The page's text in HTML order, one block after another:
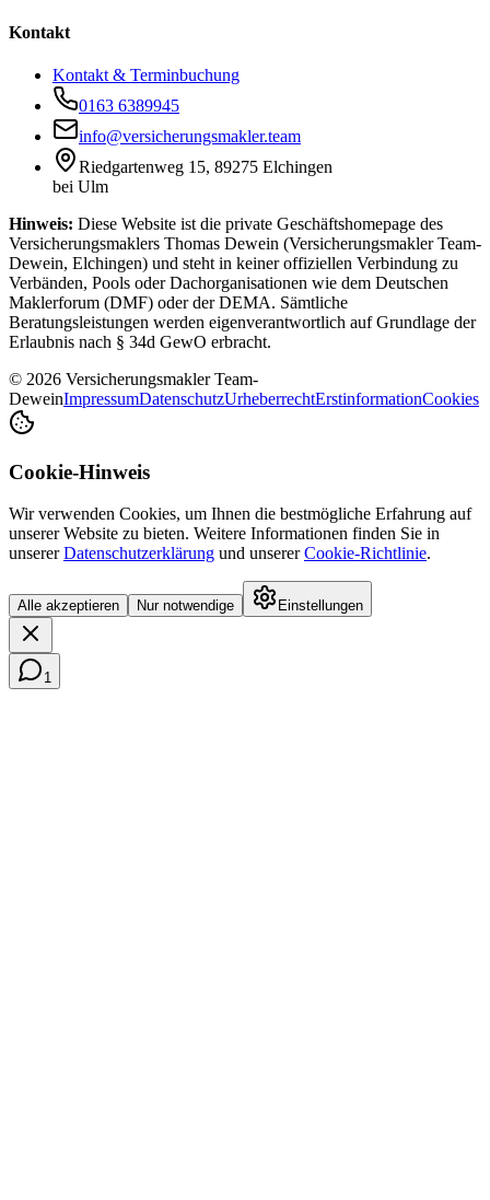
Kontakt
Kontakt & Terminbuchung
0163 6389945
info@versicherungsmakler.team
Riedgartenweg 15, 89275 Elchingen
bei Ulm
Hinweis: Diese Website ist die private Geschäftshomepage des
Versicherungsmaklers Thomas Dewein (Versicherungsmakler Team-
Dewein, Elchingen) und steht in keiner offiziellen Verbindung zu
Verbänden, Pools oder Dachorganisationen wie dem Deutschen
Maklerforum (DMF) oder der DEMA. Sämtliche
Beratungsleistungen werden eigenverantwortlich auf Grundlage der
Erlaubnis nach § 34d GewO erbracht.
© 2026 Versicherungsmakler Team-
DeweinImpressumDatenschutzUrheberrechtErstinformationCookies
Cookie-Hinweis
Wir verwenden Cookies, um Ihnen die bestmögliche Erfahrung auf
unserer Website zu bieten. Weitere Informationen finden Sie in
unsererDatenschutzerklärung und unsererCookie-Richtlinie.
Alle akzeptieren Nur notwendige Einstellungen
1